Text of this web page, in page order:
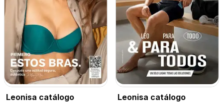
Leonisa catálogo
Leonisa catálogo